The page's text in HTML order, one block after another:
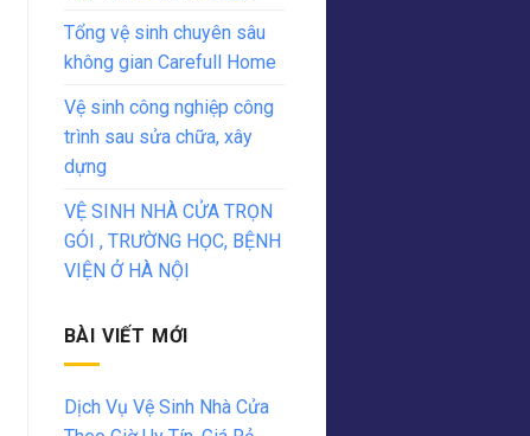
Tổng vệ sinh chuyên sâu
không gian Carefull Home
Vệ sinh công nghiệp công
trình sau sửa chữa, xây
dựng
VỆ SINH NHÀ CỬA TRỌN
GÓI , TRƯỜNG HỌC, BỆNH
VIỆN Ở HÀ NỘI
BÀI VIẾT MỚI
Dịch Vụ Vệ Sinh Nhà Cửa